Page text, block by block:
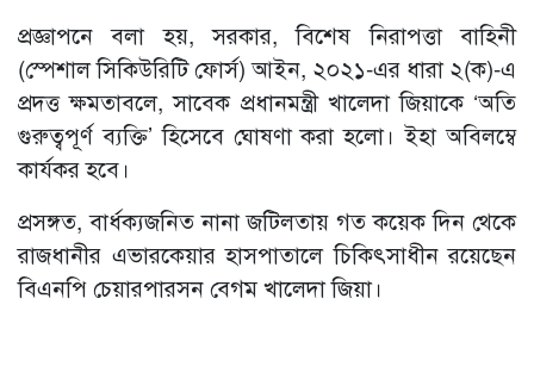
প্রজ্ঞাপনে বলা হয়, সরকার, বিশেষ নিরাপত্তা বাহিনী
(স্পেশাল সিকিউরিটি ফোর্স) আইন, ২০২১-এর ধারা ২(ক)-এ
প্রদত্ত ক্ষমতাবলে, সাবেক প্রধানমন্ত্রী খালেদা জিয়াকে ‘অতি
গুরুত্বপূর্ণ ব্যক্তি’ হিসেবে ঘোষণা করা হলো। ইহা অবিলম্বে
কার্যকর হবে।
প্রসঙ্গত, বার্ধক্যজনিত নানা জটিলতায় গত কয়েক দিন থেকে
রাজধানীর এভারকেয়ার হাসপাতালে চিকিৎসাধীন রয়েছেন
বিএনপি চেয়ারপারসন বেগম খালেদা জিয়া।